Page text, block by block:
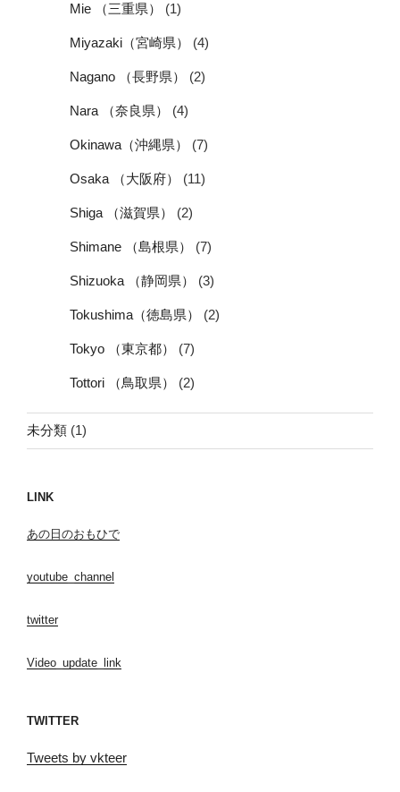
Mie （三重県） (1)
Miyazaki（宮崎県） (4)
Nagano （長野県） (2)
Nara （奈良県） (4)
Okinawa（沖縄県） (7)
Osaka （大阪府） (11)
Shiga （滋賀県） (2)
Shimane （島根県） (7)
Shizuoka （静岡県） (3)
Tokushima（徳島県） (2)
Tokyo （東京都） (7)
Tottori （鳥取県） (2)
未分類 (1)
LINK
あの日のおもひで
youtube_channel
twitter
Video_update_link
TWITTER
Tweets by vkteer